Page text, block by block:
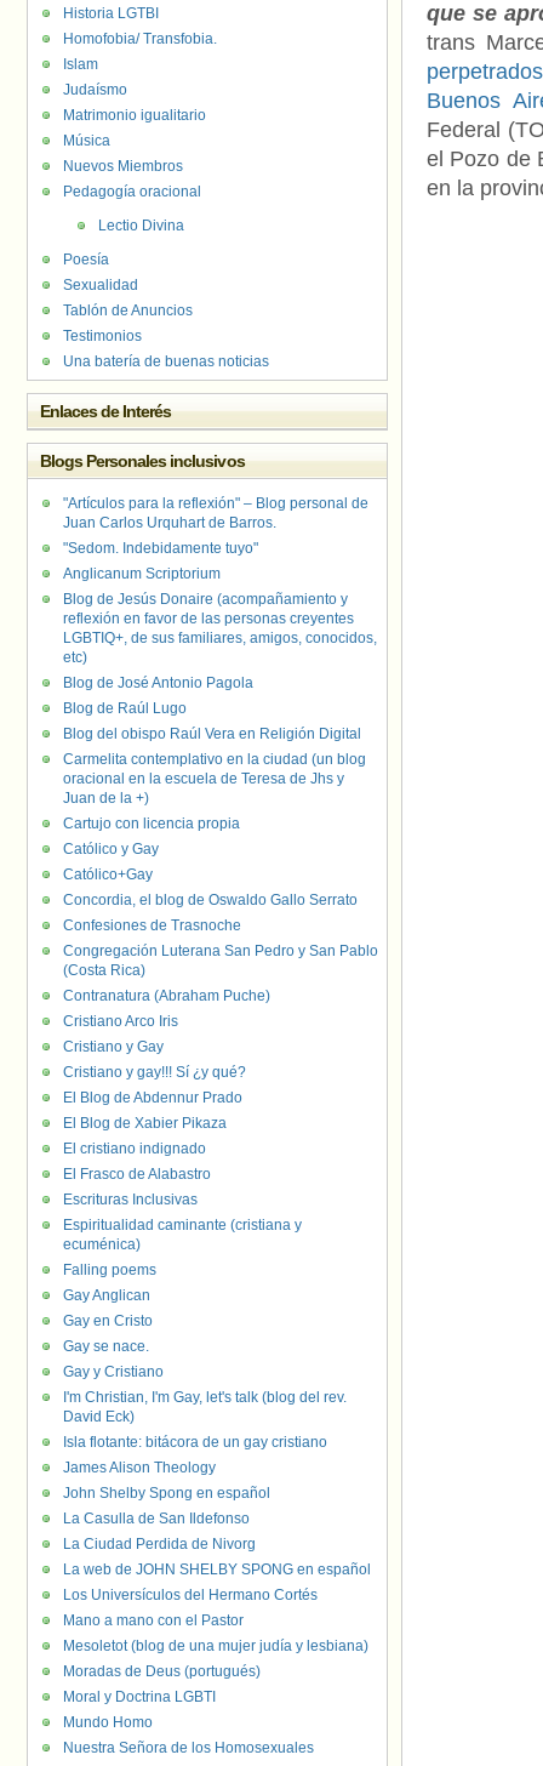
que se
trans
Buenos
Federal
el Pozo de
en la
Historia LGTBI
Homofobia/ Transfobia.
Islam
Judaísmo
Matrimonio igualitario
Música
Nuevos Miembros
Pedagogía oracional
Lectio Divina
Poesía
Sexualidad
Tablón de Anuncios
Testimonios
Una batería de buenas noticias
Enlaces de Interés
Blogs Personales inclusivos
"Artículos para la reflexión" – Blog personal de
Juan Carlos Urquhart de Barros.
"Sedom. Indebidamente tuyo"
Anglicanum Scriptorium
Blog de Jesús Donaire (acompañamiento y
reflexión en favor de las personas creyentes
LGBTIQ+, de sus familiares, amigos, conocidos,
etc)
Blog de José Antonio Pagola
Blog de Raúl Lugo
Blog del obispo Raúl Vera en Religión Digital
Carmelita contemplativo en la ciudad (un blog
oracional en la escuela de Teresa de Jhs y
Juan de la +)
Cartujo con licencia propia
Católico y Gay
Católico+Gay
Concordia, el blog de Oswaldo Gallo Serrato
Confesiones de Trasnoche
Congregación Luterana San Pedro y San Pablo
(Costa Rica)
Contranatura (Abraham Puche)
Cristiano Arco Iris
Cristiano y Gay
Cristiano y gay!!! Sí ¿y qué?
El Blog de Abdennur Prado
El Blog de Xabier Pikaza
El cristiano indignado
El Frasco de Alabastro
Escrituras Inclusivas
Espiritualidad caminante (cristiana y
ecuménica)
Falling poems
Gay Anglican
Gay en Cristo
Gay se nace.
Gay y Cristiano
I'm Christian, I'm Gay, let's talk (blog del rev.
David Eck)
Isla flotante: bitácora de un gay cristiano
James Alison Theology
John Shelby Spong en español
La Casulla de San Ildefonso
La Ciudad Perdida de Nivorg
La web de JOHN SHELBY SPONG en español
Los Universículos del Hermano Cortés
Mano a mano con el Pastor
Mesoletot (blog de una mujer judía y lesbiana)
Moradas de Deus (portugués)
Moral y Doctrina LGBTI
Mundo Homo
Nuestra Señora de los Homosexuales